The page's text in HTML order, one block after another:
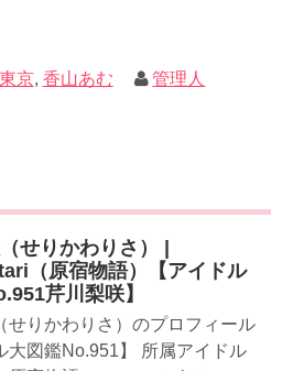
東京, 香山あむ 管理人
せりかわりさ） |
（原宿物語）【アイドル
芹川梨咲】
せりかわりさ）のプロフィール
大図鑑No.951】 所属アイドル